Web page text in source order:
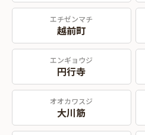
エチゼンマチ
越前町
エンギョウジ
円行寺
オオカワスジ
大川筋